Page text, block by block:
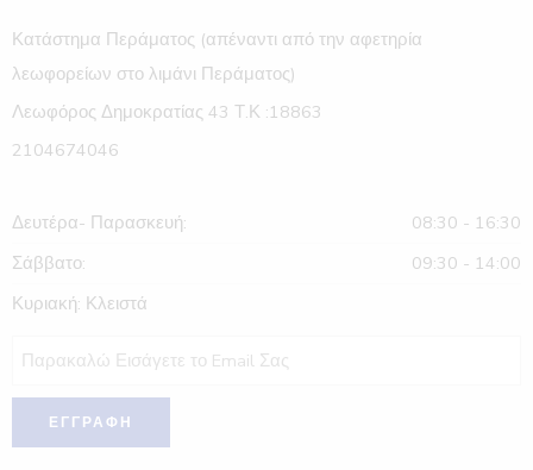
Κατάστημα Περάματος (απέναντι από την αφετηρία
λεωφορείων στο λιμάνι Περάματος)
Λεωφόρος Δημοκρατίας 43 Τ.Κ :18863
2104674046
Δευτέρα- Παρασκευή:
08:30 - 16:30
Σάββατο:
09:30 - 14:00
Κυριακή: Κλειστά